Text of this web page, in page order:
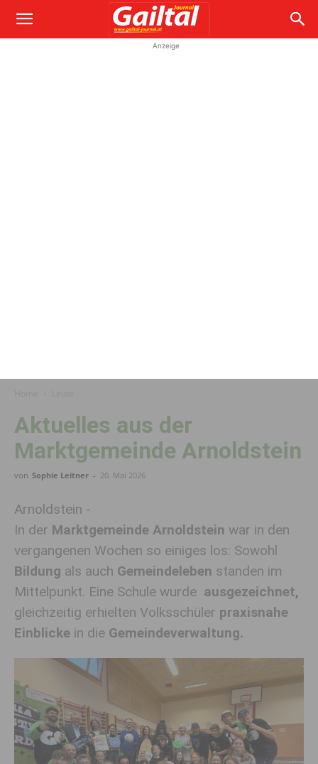
Anzeige
Aktuelles aus der
Marktgemeinde Arnoldstein
von Sophie Leitner - 20. Mai 2026
Arnoldstein -
In der Marktgemeinde Arnoldstein war in den
vergangenen Wochen so einiges los: Sowohl
Bildung als auch Gemeindeleben standen im
Mittelpunkt. Eine Schule wurde ausgezeichnet,
gleichzeitig erhielten Volksschüler praxisnahe
Einblicke in die Gemeindeverwaltung.